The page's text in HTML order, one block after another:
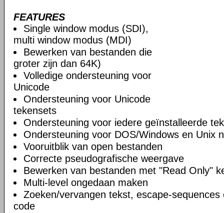
FEATURES
Single window modus (SDI),
multi window modus (MDI)
Bewerken van bestanden die
groter zijn dan 64K)
Volledige ondersteuning voor
Unicode
Ondersteuning voor Unicode
tekensets
Ondersteuning voor iedere geïnstalleerde
Ondersteuning voor DOS/Windows en Unix
Vooruitblik van open bestanden
Correcte pseudografische weergave
Bewerken van bestanden met "Read Only"
Multi-level ongedaan maken
Zoeken/vervangen tekst, escape-sequences
code